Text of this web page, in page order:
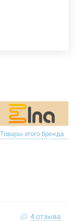
Товары этого бренда
4 отзыва